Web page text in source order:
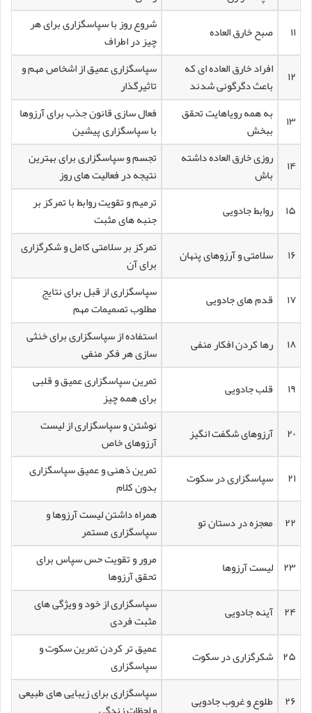
۱۱
صبح خارق العاده
شروع روز با سپاسگزاری برای هر
چیز در اطراف
۱۲
افراد خارق العاده ای که
باعث دگرگونی شدند
سپاسگزاری عمیق از اشخاص مهم و
تاثیرگذار
۱۳
به همه رویاهایت تحقق
ببخش
فعال سازی قانون جذب برای آرزوها
با سپاسگزاری پیشین
۱۴
روزی خارق العاده داشته
باش
تجسم و سپاسگزاری برای بهترین
نتیجه در فعالیت های روز
۱۵
روابط جادویی
ترمیم و تقویت روابط با تمرکز بر
جنبه های مثبت
۱۶
سلامتی و آرزوهای پنهان
تمرکز بر سلامتی کامل و شکرگزاری
برای آن
۱۷
قدم های جادویی
سپاسگزاری از قبل برای نتایج
مطلوب تصمیمات مهم
۱۸
رها کردن افکار منفی
استفاده از سپاسگزاری برای خنثی
سازی هر فکر منفی
۱۹
قلب جادویی
تمرین سپاسگزاری عمیق و قلبی
برای همه چیز
۲۰
آرزوهای شگفت انگیز
نوشتن و سپاسگزاری از لیست
آرزوهای خاص
۲۱
سپاسگزاری در سکوت
تمرین ذهنی و عمیق سپاسگزاری
بدون کلام
۲۲
معجزه در دستان تو
همراه داشتن لیست آرزوها و
سپاسگزاری مستمر
۲۳ لیست آرزوها
مرور و تقویت حس سپاس برای
تحقق آرزوها
۲۴ آینه جادویی
سپاسگزاری از خود و ویژگی های
مثبت فردی
۲۵ شکرگزاری در سکوت
عمیق تر کردن تمرین سکوت و
سپاسگزاری
۲۶
طلوع و غروب جادویی
سپاسگزاری برای زیبایی های طبیعی